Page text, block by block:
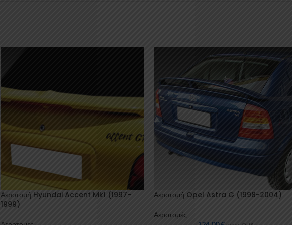
Αεροτομή Hyundai Accent Mk1 (1997-
1999)
Αεροτομή Opel Astra G (1998-2004)
Αεροτομές